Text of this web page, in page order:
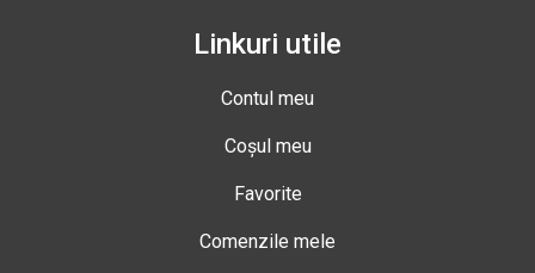
Linkuri utile
Contul meu
Coșul meu
Favorite
Comenzile mele